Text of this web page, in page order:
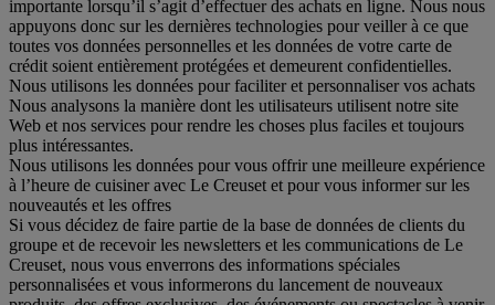
importante lorsqu’il s’agit d’effectuer des achats en ligne. Nous nous
appuyons donc sur les dernières technologies pour veiller à ce que
toutes vos données personnelles et les données de votre carte de
crédit soient entièrement protégées et demeurent confidentielles.
Nous utilisons les données pour faciliter et personnaliser vos achats
Nous analysons la manière dont les utilisateurs utilisent notre site
Web et nos services pour rendre les choses plus faciles et toujours
plus intéressantes.
Nous utilisons les données pour vous offrir une meilleure expérience
à l’heure de cuisiner avec Le Creuset et pour vous informer sur les
nouveautés et les offres
Si vous décidez de faire partie de la base de données de clients du
groupe et de recevoir les newsletters et les communications de Le
Creuset, nous vous enverrons des informations spéciales
personnalisées et vous informerons du lancement de nouveaux